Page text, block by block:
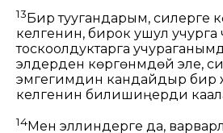
13Бир туугандарым, силерге
келгенин, бирок ушул учурга
тоскоолдуктарга
элдерден көргөнүмдөй эле,
эмгегимдин кандайдыр бир
келгенин билишиңерди
14Мен эллиндерге да,